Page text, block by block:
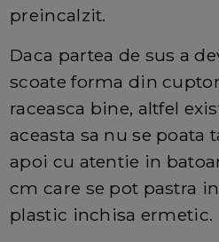
preincalzit.
Daca partea de sus a
scoate forma din cuptor
raceasca bine, altfel
aceasta sa nu se poata
apoi cu atentie in
cm care se pot pastra
plastic inchisa ermetic.